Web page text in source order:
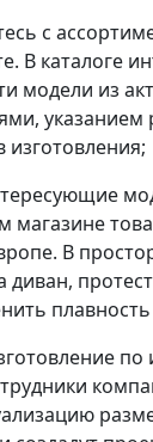
с
В каталоге
модели из
указанием
изготовления;
магазине
В
диван,